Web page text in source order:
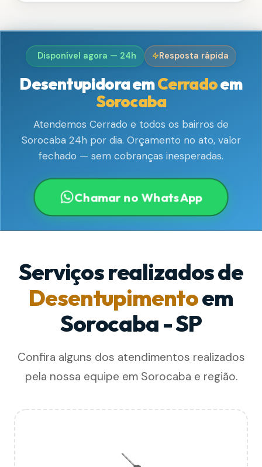
Disponível agora — 24h Resposta rápida
Desentupidora emCerradoem
Sorocaba
Atendemos Cerrado e todos os bairros de
Sorocaba 24h por dia. Orçamento no ato, valor
fechado — sem cobranças inesperadas.
Chamar no WhatsApp
Serviços realizados de
Desentupimentoem
Sorocaba - SP
Confira alguns dos atendimentos realizados
pela nossa equipe em Sorocaba e região.